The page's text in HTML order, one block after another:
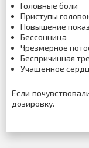
Головные боли
Приступы
Повышение
Бессонница
Чрезмерное
Беспричинная
Учащенное
Если
дозировку.